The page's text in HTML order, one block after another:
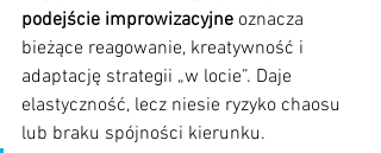
podejście improwizacyjne oznacza
bieżące reagowanie, kreatywność i
adaptację strategii „w locie”. Daje
elastyczność, lecz niesie ryzyko chaosu
lub braku spójności kierunku.